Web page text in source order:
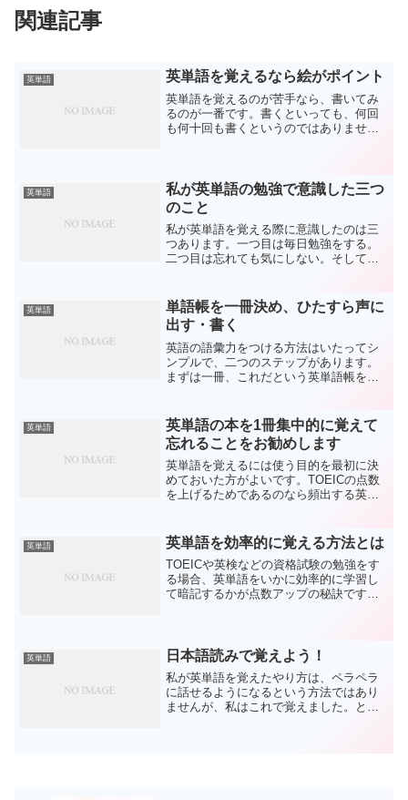
関連記事
英単語 英単語を覚えるなら絵がポイント
英単語を覚えるのが苦手なら、書いてみ
るのが一番です。書くといっても、何回
も何十回も書くというのではありませ
す。それよりは、最小限に留め...
英単語
私が英単語の勉強で意識した三つ
のこと
私が英単語を覚える際に意識したのは三
つあります。一つ目は毎日勉強をする。
二つ目は忘れても気にしない。そして三
するほど伸びていきます。ただし、日を
置いて勉強をしても意味が...
英単語
単語帳を一冊決め、ひたすら声に
出す・書く
英語の語彙力をつける方法はいたってシ
ンプルで、二つのステップがあります。
まずは一冊、これだという英単語帳を選
ますが、大体は2000語以上掲載のものが
多いですね。どれでも...
英単語
英単語の本を1冊集中的に覚えて
忘れることをお勧めします
英単語を覚えるには使う目的を最初に決
めておいた方がよいです。TOEICの点数
を上げるためであるのなら頻出する英単
方がよいです。最初はあまり覚えようと
いないで単語を見て声...
英単語 英単語を効率的に覚える方法とは
TOEICや英検などの資格試験の勉強をす
る場合、英単語をいかに効率的に学習し
て暗記するかが点数アップの秘訣です。
プにつながるので全て...
英単語 日本語読みで覚えよう！
私が英単語を覚えたやり方は、ペラペラ
に話せるようになるという方法ではあり
ませんが、私はこれで覚えました。とり